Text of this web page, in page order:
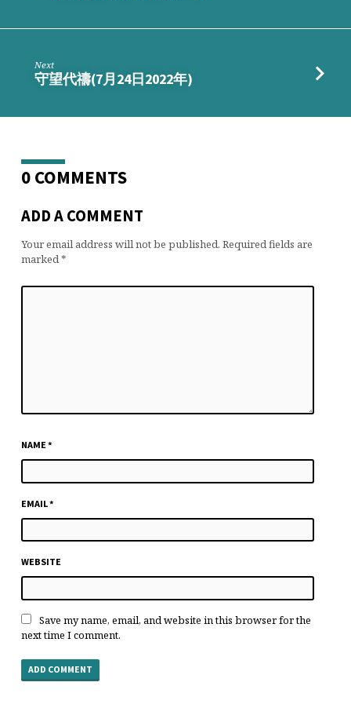
Next
守望代禱(7月24日2022年)
0 COMMENTS
ADD A COMMENT
Your email address will not be published. Required fields are
marked*
NAME*
EMAIL*
WEBSITE
Save my name, email, and website in this browser for the
next time I comment.